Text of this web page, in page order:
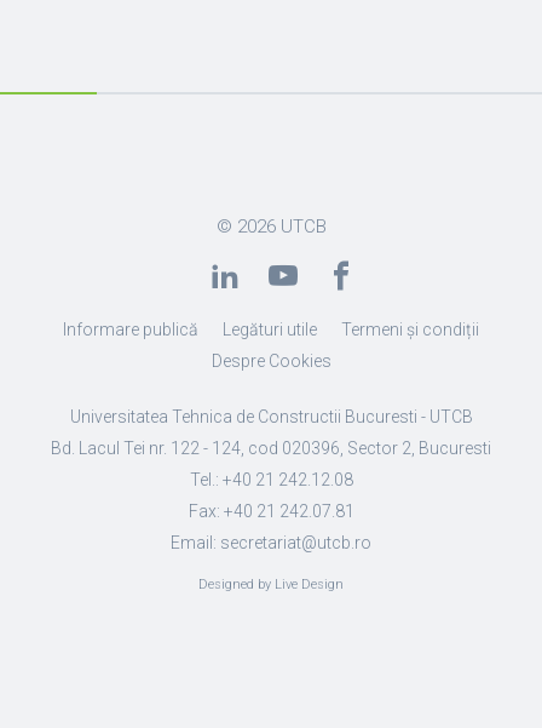
© 2026 UTCB
Informare publică Legături utile
Termeni și condiții
Despre Cookies
Universitatea Tehnica de Constructii Bucuresti - UTCB
Bd. Lacul Tei nr. 122 - 124, cod 020396, Sector 2, Bucuresti
Tel.: +40 21 242.12.08
Fax: +40 21 242.07.81
Email: secretariat@utcb.ro
Designed by Live Design